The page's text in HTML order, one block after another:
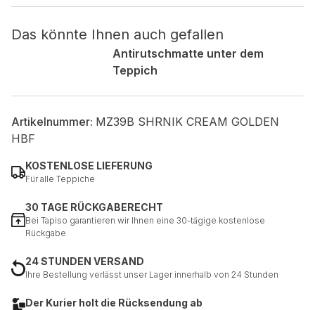
Das könnte Ihnen auch gefallen
Antirutschmatte unter dem
Teppich
Artikelnummer: MZ39B SHRNIK CREAM GOLDEN
HBF
KOSTENLOSE LIEFERUNG
Für alle Teppiche
30 TAGE RÜCKGABERECHT
Bei Tapiso garantieren wir Ihnen eine 30-tägige kostenlose
Rückgabe
24 STUNDEN VERSAND
Ihre Bestellung verlässt unser Lager innerhalb von 24 Stunden
Der Kurier holt die Rücksendung ab
Nicht kategorisiert.
Andere nicht kategorisierte Cookies sind solche, die
analysiert werden und noch keiner Kategorie zugeordnet
Alle akzeptieren